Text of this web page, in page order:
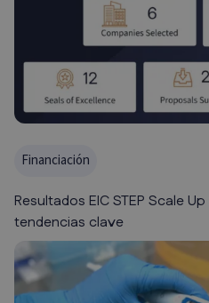
Financiación
Resultados EIC STEP Scale
tendencias clave